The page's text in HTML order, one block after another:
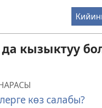
да кызыктуу
көз салабы?